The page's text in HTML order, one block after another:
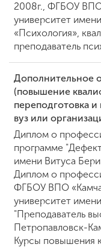
2008г., ФГБОУ ВПО
университет
«Психология»,
преподаватель
Дополнительное
(повышение
переподготовка
вуз или
Диплом о
программе
имени Витуса
Диплом о
ФГБОУ ВПО
университет
"Преподаватель
Петропавловск-
Курсы повышения